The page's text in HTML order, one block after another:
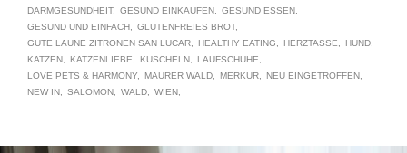
DARMGESUNDHEIT
GESUND EINKAUFEN
GESUND ESSEN
GESUND UND EINFACH
GLUTENFREIES BROT
GUTE LAUNE ZITRONEN SAN LUCAR
HEALTHY EATING HERZTASSE
HUND
KATZEN
KATZENLIEBE KUSCHELN
LAUFSCHUHE
LOVE PETS & HARMONY
MAURER WALD MERKUR
NEU EINGETROFFEN
NEW IN
SALOMON WALD WIEN